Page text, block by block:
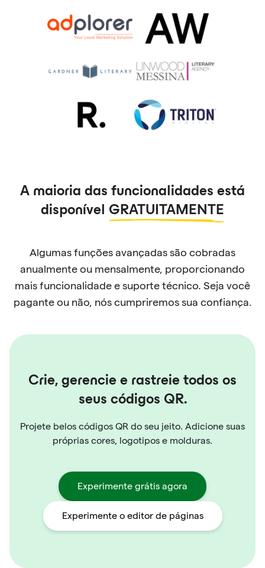
A maioria das funcionalidades está
disponível GRATUITAMENTE
Algumas funções avançadas são cobradas
anualmente ou mensalmente, proporcionando
mais funcionalidade e suporte técnico. Seja você
pagante ou não, nós cumpriremos sua confiança.
Crie, gerencie e rastreie todos os
seus códigos QR.
Projete belos códigos QR do seu jeito. Adicione suas
próprias cores, logotipos e molduras.
Experimente grátis agora
Experimente o editor de páginas